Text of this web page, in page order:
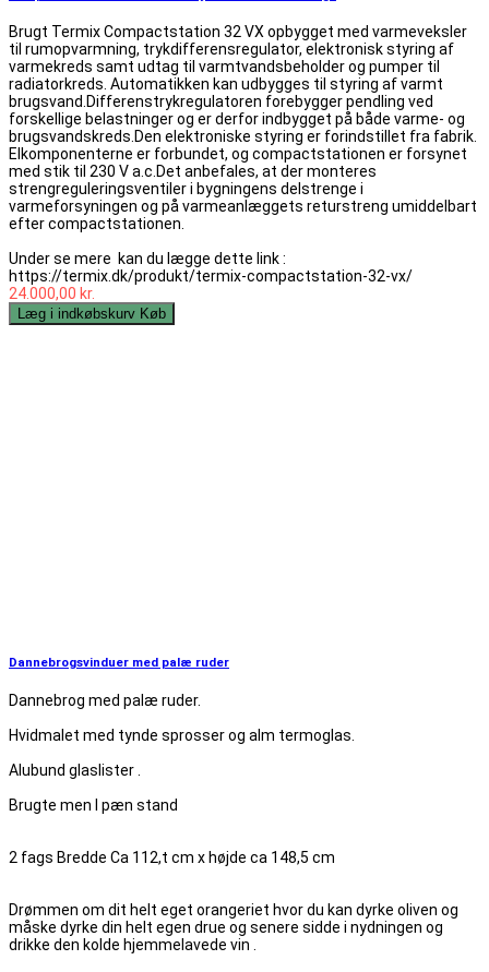
Brugt Termix Compactstation 32 VX opbygget med varmeveksler
til rumopvarmning, trykdifferensregulator, elektronisk styring af
varmekreds samt udtag til varmtvandsbeholder og pumper til
radiatorkreds. Automatikken kan udbygges til styring af varmt
brugsvand.Differenstrykregulatoren forebygger pendling ved
forskellige belastninger og er derfor indbygget på både varme- og
brugsvandskreds.Den elektroniske styring er forindstillet fra fabrik.
Elkomponenterne er forbundet, og compactstationen er forsynet
med stik til 230 V a.c.Det anbefales, at der monteres
strengreguleringsventiler i bygningens delstrenge i
varmeforsyningen og på varmeanlæggets returstreng umiddelbart
efter compactstationen.
Under se mere kan du lægge dette link :
https://termix.dk/produkt/termix-compactstation-32-vx/
24.000,00 kr.
Læg i indkøbskurv Køb
Dannebrogsvinduer med palæ ruder
Dannebrog med palæ ruder.
Hvidmalet med tynde sprosser og alm termoglas.
Alubund glaslister .
Brugte men I pæn stand
2 fags Bredde Ca 112,t cm x højde ca 148,5 cm
Drømmen om dit helt eget orangeriet hvor du kan dyrke oliven og
måske dyrke din helt egen drue og senere sidde i nydningen og
drikke den kolde hjemmelavede vin .